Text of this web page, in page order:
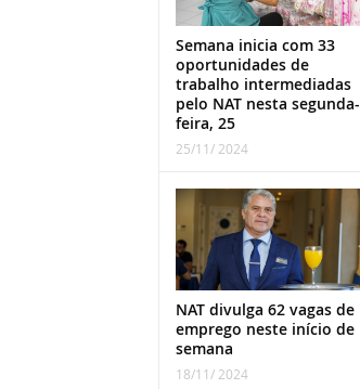
Semana inicia com 33
oportunidades de
trabalho intermediadas
pelo NAT nesta segunda-
feira, 25
25/11/ 2024
NAT divulga 62 vagas de
emprego neste início de
semana
18/11/ 2024